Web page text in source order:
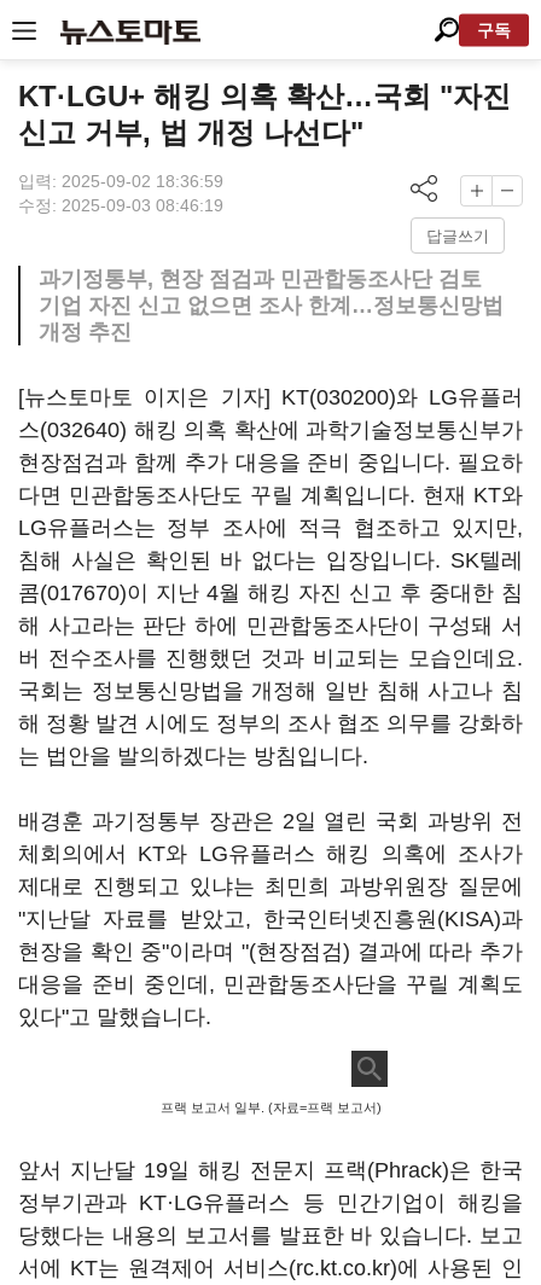
구독
KT·LGU+ 해킹 의혹 확산…국회 "자진
신고 거부, 법 개정 나선다"
입력: 2025-09-02 18:36:59
수정: 2025-09-03 08:46:19
답글쓰기
과기정통부, 현장 점검과 민관합동조사단 검토
기업 자진 신고 없으면 조사 한계…정보통신망법
개정 추진
[뉴스토마토 이지은 기자] KT(030200)와 LG유플러
스(032640) 해킹 의혹 확산에 과학기술정보통신부가
현장점검과 함께 추가 대응을 준비 중입니다. 필요하
다면 민관합동조사단도 꾸릴 계획입니다. 현재 KT와
LG유플러스는 정부 조사에 적극 협조하고 있지만,
침해 사실은 확인된 바 없다는 입장입니다. SK텔레
콤(017670)이 지난 4월 해킹 자진 신고 후 중대한 침
해 사고라는 판단 하에 민관합동조사단이 구성돼 서
버 전수조사를 진행했던 것과 비교되는 모습인데요.
국회는 정보통신망법을 개정해 일반 침해 사고나 침
해 정황 발견 시에도 정부의 조사 협조 의무를 강화하
는 법안을 발의하겠다는 방침입니다.
배경훈 과기정통부 장관은 2일 열린 국회 과방위 전
체회의에서 KT와 LG유플러스 해킹 의혹에 조사가
제대로 진행되고 있냐는 최민희 과방위원장 질문에
"지난달 자료를 받았고, 한국인터넷진흥원(KISA)과
현장을 확인 중"이라며 "(현장점검) 결과에 따라 추가
대응을 준비 중인데, 민관합동조사단을 꾸릴 계획도
있다"고 말했습니다.
프랙 보고서 일부. (자료=프랙 보고서)
앞서 지난달 19일 해킹 전문지 프랙(Phrack)은 한국
정부기관과 KT·LG유플러스 등 민간기업이 해킹을
당했다는 내용의 보고서를 발표한 바 있습니다. 보고
서에 KT는 원격제어 서비스(rc.kt.co.kr)에 사용된 인